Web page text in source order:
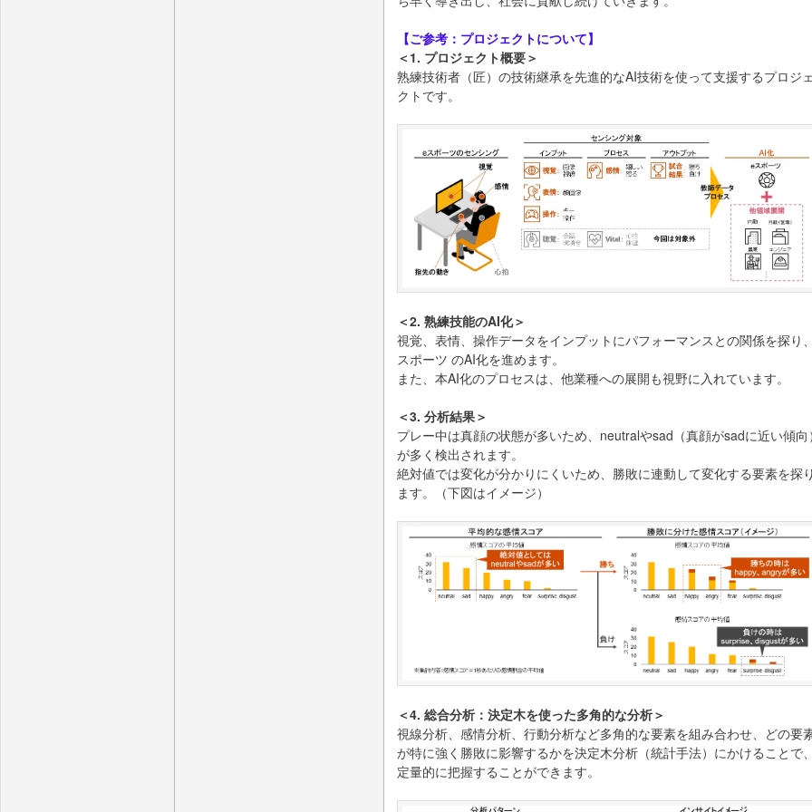
【ご参考：プロジェクトについて】
＜1. プロジェクト概要＞
熟練技術者（匠）の技術継承を先進的なAI技術を使って支援するプロジ
クトです。
＜2. 熟練技能のAI化＞
視覚、表情、操作データをインプットにパフォーマンスとの関係を探り
スポーツ のAI化を進めます。
また、本AI化のプロセスは、他業種への展開も視野に入れています。
＜3. 分析結果＞
プレー中は真顔の状態が多いため、neutralやsad（真顔がsadに近い傾向
が多く検出されます。
絶対値では変化が分かりにくいため、勝敗に連動して変化する要素を探
ます。（下図はイメージ）
＜4. 総合分析：決定木を使った多角的な分析＞
視線分析、感情分析、行動分析など多角的な要素を組み合わせ、どの要
が特に強く勝敗に影響するかを決定木分析（統計手法）にかけることで
定量的に把握することができます。